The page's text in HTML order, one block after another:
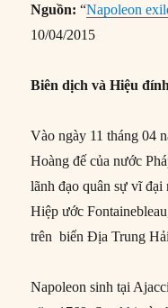
Nguồn:“Napoleon
10/04/2015
Biên dịch và Hiệu đính
Vào ngày 11 tháng 04
Hoàng đế của nước
lãnh đạo quân sự vĩ
Hiệp ước
trên biển Địa Trung
Napoleon sinh tại